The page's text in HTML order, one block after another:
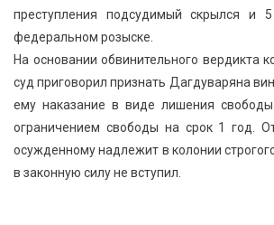
преступления подсудимый скрылся и
федеральном розыске.
На основании обвинительного вердикта
суд приговорил признать Дагдуваряна
ему наказание в виде лишения
ограничением свободы на срок 1 год.
осужденному надлежит в колонии
в законную силу не вступил.